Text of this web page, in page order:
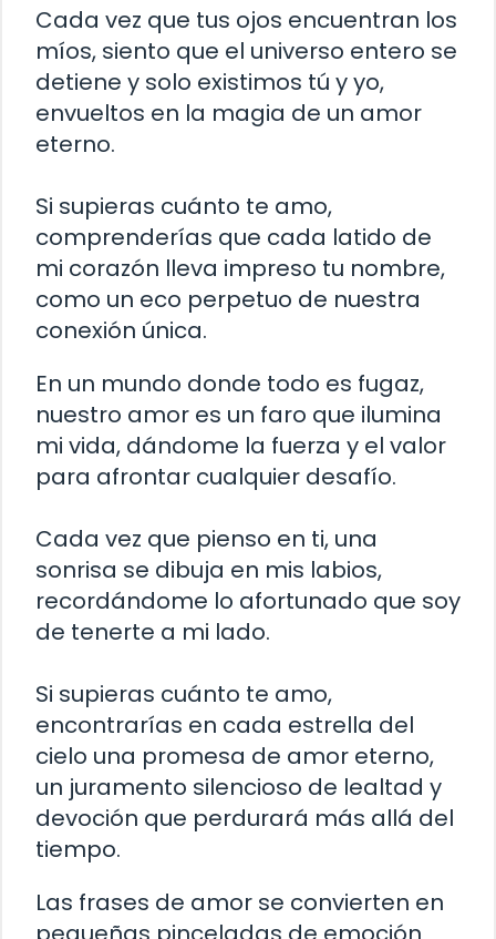
Cada vez que tus ojos encuentran los
míos, siento que el universo entero se
detiene y solo existimos tú y yo,
envueltos en la magia de un amor
eterno.
Si supieras cuánto te amo,
comprenderías que cada latido de
mi corazón lleva impreso tu nombre,
como un eco perpetuo de nuestra
conexión única.
En un mundo donde todo es fugaz,
nuestro amor es un faro que ilumina
mi vida, dándome la fuerza y el valor
para afrontar cualquier desafío.
Cada vez que pienso en ti, una
sonrisa se dibuja en mis labios,
recordándome lo afortunado que soy
de tenerte a mi lado.
Si supieras cuánto te amo,
encontrarías en cada estrella del
cielo una promesa de amor eterno,
un juramento silencioso de lealtad y
devoción que perdurará más allá del
tiempo.
Las frases de amor se convierten en